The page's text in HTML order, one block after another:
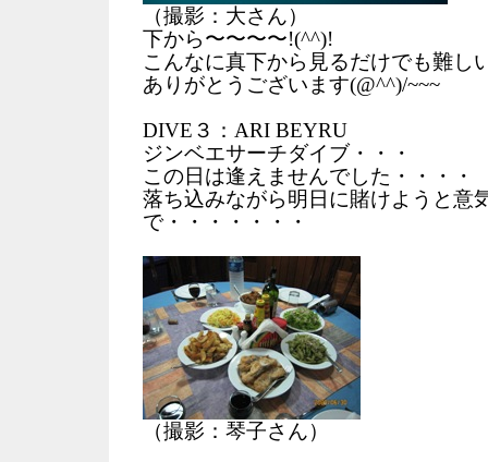
（撮影：大さん）
下から〜〜〜〜!(^^)!
こんなに真下から見るだけでも難し
ありがとうございます(@^^)/~~~
DIVE３：ARI BEYRU
ジンベエサーチダイブ・・・
この日は逢えませんでした・・・・
落ち込みながら明日に賭けようと意
で・・・・・・・
（撮影：琴子さん）